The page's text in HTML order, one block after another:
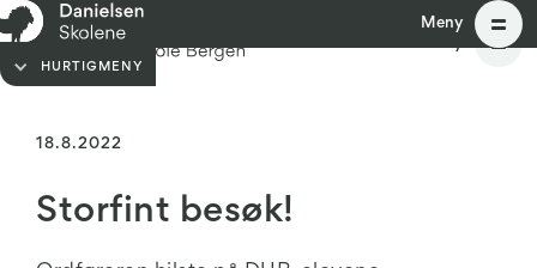
Meny
HURTIGMENY
18.8.2022
Storfint besøk!